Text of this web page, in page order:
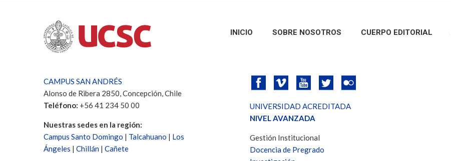
INICIO SOBRE NOSOTROS CUERPO EDITORIAL
CAMPUS SAN ANDRÉS
Alonso de Ribera 2850, Concepción, Chile
Teléfono: +56 41 234 50 00
Nuestras sedes en la región:
Campus Santo Domingo | Talcahuano | Los
Ángeles | Chillán | Cañete
UNIVERSIDAD ACREDITADA
NIVEL AVANZADA
Gestión Institucional
Docencia de Pregrado